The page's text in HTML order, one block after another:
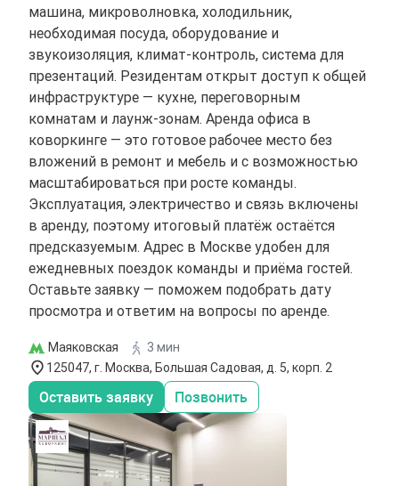
машина, микроволновка, холодильник,
необходимая посуда, оборудование и
звукоизоляция, климат-контроль, система для
презентаций. Резидентам открыт доступ к общей
инфраструктуре — кухне, переговорным
комнатам и лаунж-зонам. Аренда офиса в
коворкинге — это готовое рабочее место без
вложений в ремонт и мебель и с возможностью
масштабироваться при росте команды.
Эксплуатация, электричество и связь включены
в аренду, поэтому итоговый платёж остаётся
предсказуемым. Адрес в Москве удобен для
ежедневных поездок команды и приёма гостей.
Оставьте заявку — поможем подобрать дату
просмотра и ответим на вопросы по аренде.
Маяковская
3 мин
125047, г. Москва, Большая Садовая, д. 5, корп. 2
Оставить заявку Позвонить